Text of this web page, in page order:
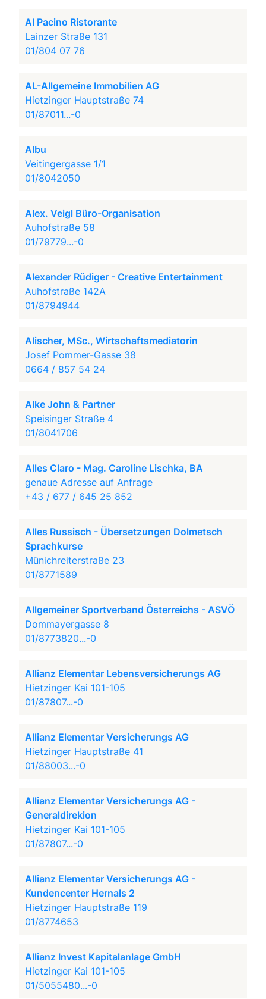
Al Pacino Ristorante
Lainzer Straße 131
01/804 07 76
AL-Allgemeine Immobilien AG
Hietzinger Hauptstraße 74
01/87011...-0
Albu
Veitingergasse 1/1
01/8042050
Alex. Veigl Büro-Organisation
Auhofstraße 58
01/79779...-0
Alexander Rüdiger - Creative Entertainment
Auhofstraße 142A
01/8794944
Alischer, MSc., Wirtschaftsmediatorin
Josef Pommer-Gasse 38
0664 / 857 54 24
Alke John & Partner
Speisinger Straße 4
01/8041706
Alles Claro - Mag. Caroline Lischka, BA
genaue Adresse auf Anfrage
+43 / 677 / 645 25 852
Alles Russisch - Übersetzungen Dolmetsch
Sprachkurse
Münichreiterstraße 23
01/8771589
Allgemeiner Sportverband Österreichs - ASVÖ
Dommayergasse 8
01/8773820...-0
Allianz Elementar Lebensversicherungs AG
Hietzinger Kai 101-105
01/87807...-0
Allianz Elementar Versicherungs AG
Hietzinger Hauptstraße 41
01/88003...-0
Allianz Elementar Versicherungs AG -
Generaldirekion
Hietzinger Kai 101-105
01/87807...-0
Allianz Elementar Versicherungs AG -
Kundencenter Hernals 2
Hietzinger Hauptstraße 119
01/8774653
Allianz Invest Kapitalanlage GmbH
Hietzinger Kai 101-105
01/5055480...-0